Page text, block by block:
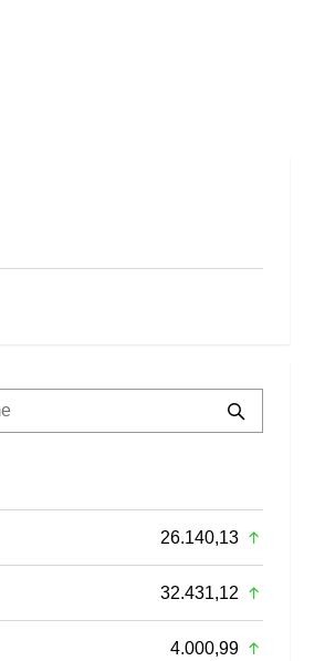
26.140,13
32.431,12
4.000,99